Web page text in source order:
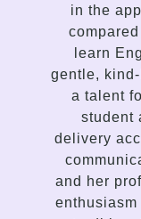
in the
learn
gentle,
a talent
student
delivery
and her